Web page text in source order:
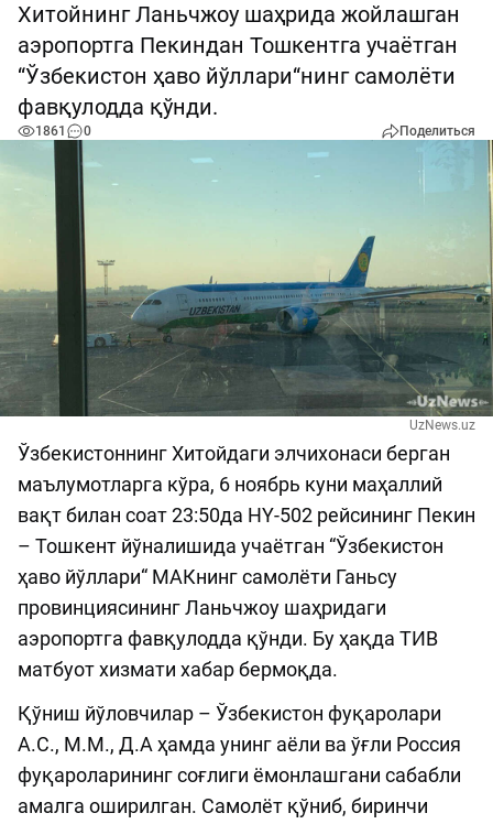
Хитойнинг Ланьчжоу шаҳрида жойлашган
аэропортга Пекиндан Тошкентга учаётган
“Ўзбекистон ҳаво йўллари“нинг самолёти
фавқулодда қўнди.
1861 0 Поделиться
UzNews.uz
Ўзбекистоннинг Хитойдаги элчихонаси берган
маълумотларга кўра, 6 ноябрь куни маҳаллий
вақт билан соат 23:50да HY-502 рейсининг Пекин
– Тошкент йўналишида учаётган “Ўзбекистон
ҳаво йўллари“ МАКнинг самолёти Ганьсу
провинциясининг Ланьчжоу шаҳридаги
аэропортга фавқулодда қўнди. Бу ҳақда ТИВ
матбуот хизмати хабар бермоқда.
Қўниш йўловчилар – Ўзбекистон фуқаролари
А.С., М.М., Д.А ҳамда унинг аёли ва ўғли Россия
фуқароларининг соғлиги ёмонлашгани сабабли
амалга оширилган. Самолёт қўниб, биринчи